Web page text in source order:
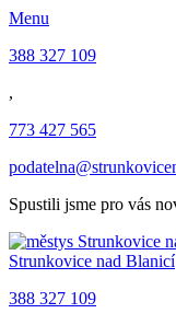
Menu
388 327 109
,
773 427 565
Spustili jsme pro vás
Strunkovice nad Blanicí
388 327 109